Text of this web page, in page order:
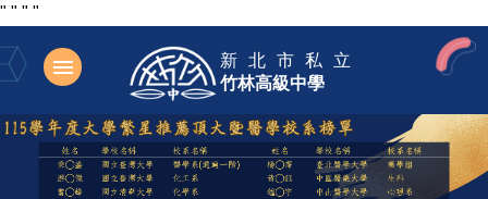
" " " "
跳
到
要
新北市私立
竹林高級中學